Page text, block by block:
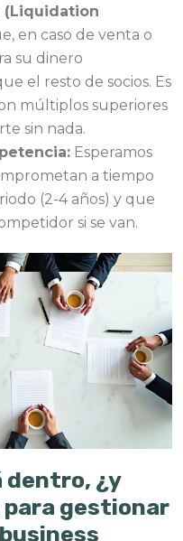
en caso de venta o
su dinero
el resto de socios. Es
múltiplos superiores
sin nada.
Esperamos
a tiempo
(2-4 años) y que
si se van.
dentro, ¿y
para gestionar